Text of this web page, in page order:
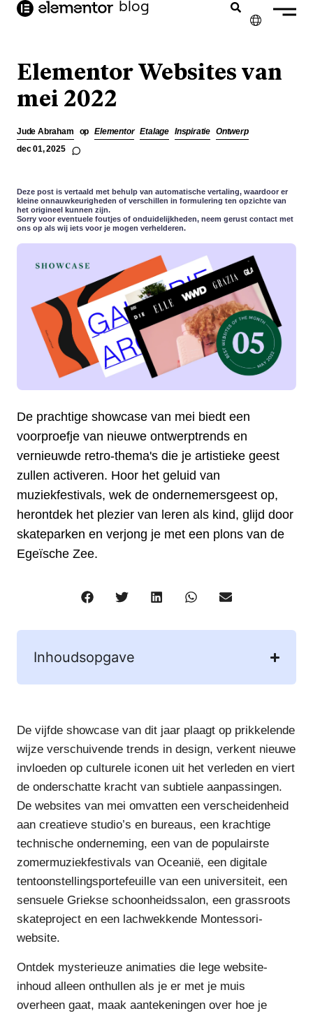
blog
ENGLISH
ITALIANO
Elementor Websites van
mei 2022
Jude Abraham op Elementor Etalage Inspiratie Ontwerp
dec 01, 2025
Deze post is vertaald met behulp van automatische vertaling, waardoor er
kleine onnauwkeurigheden of verschillen in formulering ten opzichte van
het origineel kunnen zijn.
Sorry voor eventuele foutjes of onduidelijkheden, neem gerust contact met
ons op als wij iets voor je mogen verhelderen.
De prachtige showcase van mei biedt een
voorproefje van nieuwe ontwerptrends en
vernieuwde retro-thema's die je artistieke geest
zullen activeren. Hoor het geluid van
muziekfestivals, wek de ondernemersgeest op,
herontdek het plezier van leren als kind, glijd door
skateparken en verjong je met een plons van de
Egeïsche Zee.
Inhoudsopgave
De vijfde showcase van dit jaar plaagt op prikkelende
wijze verschuivende trends in design, verkent nieuwe
invloeden op culturele iconen uit het verleden en viert
de onderschatte kracht van subtiele aanpassingen.
De websites van mei omvatten een verscheidenheid
aan creatieve studio’s en bureaus, een krachtige
technische onderneming, een van de populairste
zomermuziekfestivals van Oceanië, een digitale
tentoonstellingsportefeuille van een universiteit, een
sensuele Griekse schoonheidssalon, een grassroots
skateproject en een lachwekkende Montessori-
website.
Ontdek mysterieuze animaties die lege website-
inhoud alleen onthullen als je er met je muis
overheen gaat, maak aantekeningen over hoe je